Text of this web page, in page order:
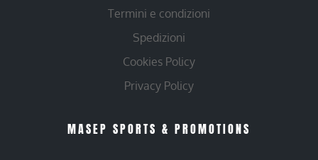
Termini e condizioni
Spedizioni
Cookies Policy
Privacy Policy
MASEP SPORTS & PROMOTIONS